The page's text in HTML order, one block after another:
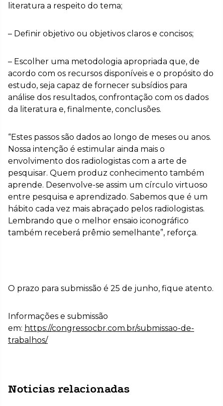
literatura a respeito do tema;
– Definir objetivo ou objetivos claros e concisos;
– Escolher uma metodologia apropriada que, de
acordo com os recursos disponíveis e o propósito do
estudo, seja capaz de fornecer subsídios para
análise dos resultados, confrontação com os dados
da literatura e, finalmente, conclusões.
“Estes passos são dados ao longo de meses ou anos.
Nossa intenção é estimular ainda mais o
envolvimento dos radiologistas com a arte de
pesquisar. Quem produz conhecimento também
aprende. Desenvolve-se assim um círculo virtuoso
entre pesquisa e aprendizado. Sabemos que é um
hábito cada vez mais abraçado pelos radiologistas.
Lembrando que o melhor ensaio iconográfico
também receberá prêmio semelhante”, reforça.
O prazo para submissão é 25 de junho, fique atento.
Informações e submissão
em: https://congressocbr.com.br/submissao-de-
trabalhos/
Noticias relacionadas